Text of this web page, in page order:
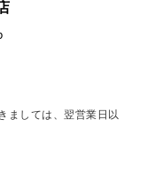
ましては、翌営業日以